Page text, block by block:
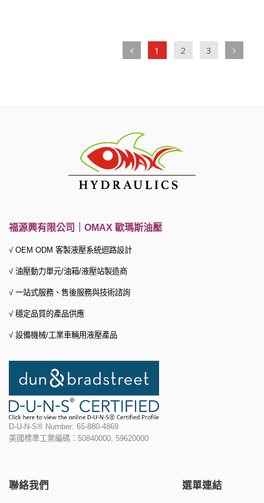
1 2 3
福源興有限公司｜OMAX 歐瑪斯油壓
√ OEM ODM 客製液壓系統迴路設計
√ 油壓動力單元/油箱/液壓站製造商
√ 一站式服務、 售後服務與技術諮詢
√ 穩定品質的產品供應
√ 設備機械/工業車輛用液壓產品
D-U-N-S® Number: 65-880-4869
美國標準工業編碼：50840000, 59620000
聯絡我們 選單連結